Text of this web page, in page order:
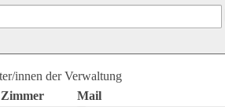
innen der Verwaltung
Zimmer Mail